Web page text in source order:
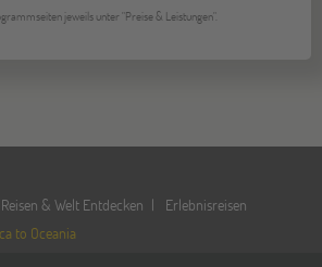
jeweils unter "Preise & Leistungen".
Reisen & Welt Entdecken
Erlebnisreisen
to Oceania